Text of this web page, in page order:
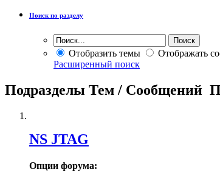
Поиск по разделу
Отобразить темы
Отображать
Расширенный поиск
Подразделы Тем / Сообщений
NS JTAG
Опции форума: